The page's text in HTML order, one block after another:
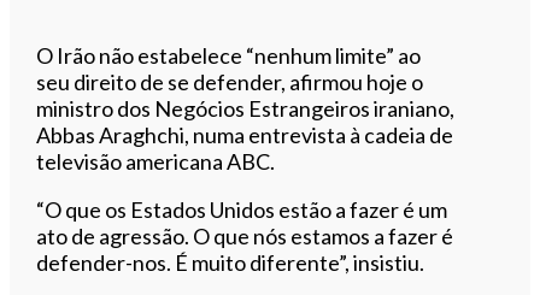
O Irão não estabelece “nenhum limite” ao
seu direito de se defender, afirmou hoje o
ministro dos Negócios Estrangeiros iraniano,
Abbas Araghchi, numa entrevista à cadeia de
televisão americana ABC.
“O que os Estados Unidos estão a fazer é um
ato de agressão. O que nós estamos a fazer é
defender-nos. É muito diferente”, insistiu.